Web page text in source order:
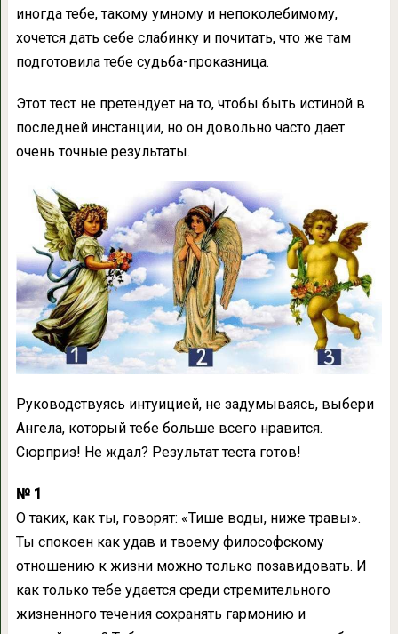
иногда тебе, такому умному и непоколебимому,
хочется дать себе слабинку и почитать, что же там
подготовила тебе судьба-проказница.
Этот тест не претендует на то, чтобы быть истиной в
последней инстанции, но он довольно часто дает
очень точные результаты.
Руководствуясь интуицией, не задумываясь, выбери
Ангела, который тебе больше всего нравится.
Сюрприз! Не ждал? Результат теста готов!
№ 1
О таких, как ты, говорят: «Тише воды, ниже травы».
Ты спокоен как удав и твоему философскому
отношению к жизни можно только позавидовать. И
как только тебе удается среди стремительного
жизненного течения сохранять гармонию и